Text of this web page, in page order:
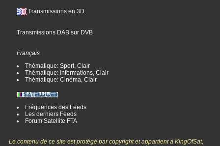
Transmissions en 3D
Transmissions DAB sur DVB
Français
Thématique: Sport, Clair
Thématique: Informations, Clair
Thématique: Cinéma, Clair
Fréquences des Feeds
Les derniers Feeds
Forum Satellite FTA
Le contenu de ce site est protégé par copyright et appartient à KingOfSat,